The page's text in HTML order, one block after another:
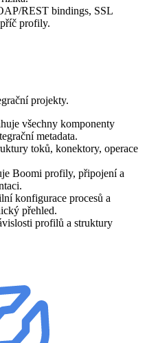
REST bindings, SSL
profily.
projekty.
všechny komponenty
metadata.
toků, konektory, operace
Boomi profily, připojení a
konfigurace procesů a
přehled.
profilů a struktury